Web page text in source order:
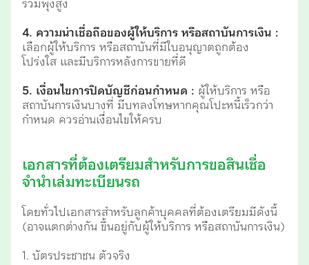
รวมพุ่งสูง
4. ความน่าเชื่อถือของผู้ให้บริการ หรือสถาบันการเงิน :
เลือกผู้ให้บริการ หรือสถาบันที่มีใบอนุญาตถูกต้อง
โปร่งใส และมีบริการหลังการขายที่ดี
5. เงื่อนไขการปิดบัญชีก่อนกำหนด : ผู้ให้บริการ หรือ
สถาบันการเงินบางที่ มีบทลงโทษหากคุณโปะหนี้เร็วกว่า
กำหนด ควรอ่านเงื่อนไขให้ครบ
เอกสารที่ต้องเตรียมสำหรับการขอสินเชื่อ
จำนำเล่มทะเบียนรถ
โดยทั่วไปเอกสารสำหรับลูกค้าบุคคลที่ต้องเตรียมมีดังนี้
(อาจแตกต่างกัน ขึ้นอยู่กับผู้ให้บริการ หรือสถาบันการเงิน)
1. บัตรประชาชน ตัวจริง